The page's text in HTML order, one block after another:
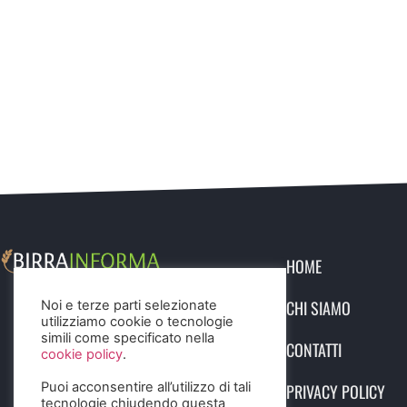
HOME
CHI SIAMO
CONTATTI
PRIVACY POLICY
Noi e terze parti selezionate
utilizziamo cookie o tecnologie
simili come specificato nella
cookie policy.
Puoi acconsentire all’utilizzo di tali
tecnologie chiudendo questa